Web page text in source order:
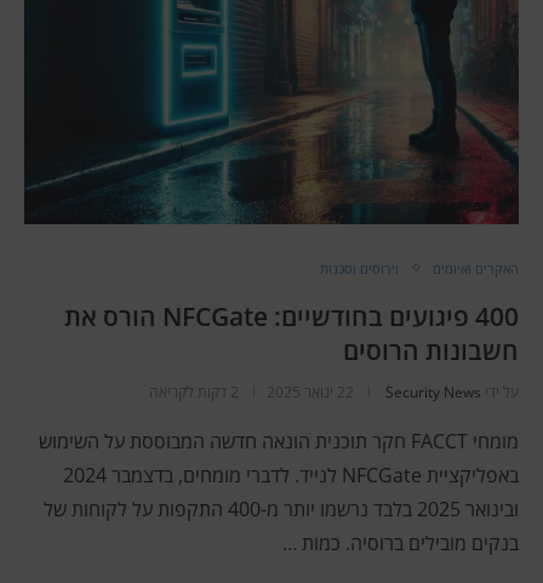
האקרים ואיומים וירוסים וסכנות
400 פיגועים בחודשיים: NFCGate הורס את
חשבונות הרוסים
על ידי Security News 22 ינואר 2025 2 דקות לקריאה
מומחי FACCT חקר תוכנית הונאה חדשה המבוססת על השימוש
באפליקציית NFCGate לנייד. לדברי מומחים, בדצמבר 2024
ובינואר 2025 בלבד נרשמו יותר מ-400 התקפות על לקוחות של
בנקים מובילים ברוסיה. כמות …